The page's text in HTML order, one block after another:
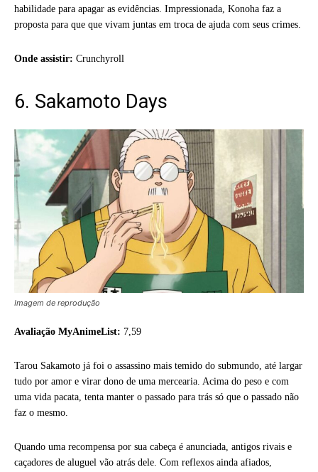
habilidade para apagar as evidências. Impressionada, Konoha faz a
proposta para que que vivam juntas em troca de ajuda com seus crimes.
Onde assistir: Crunchyroll
6. Sakamoto Days
Imagem de reprodução
Avaliação MyAnimeList: 7,59
Tarou Sakamoto já foi o assassino mais temido do submundo, até largar
tudo por amor e virar dono de uma mercearia. Acima do peso e com
uma vida pacata, tenta manter o passado para trás só que o passado não
faz o mesmo.
Quando uma recompensa por sua cabeça é anunciada, antigos rivais e
caçadores de aluguel vão atrás dele. Com reflexos ainda afiados,